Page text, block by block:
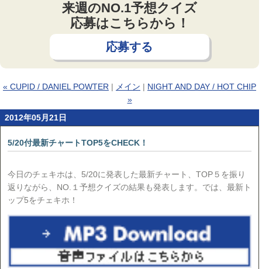
来週のNO.1予想クイズ
応募はこちらから！
応募する
« CUPID / DANIEL POWTER | メイン | NIGHT AND DAY / HOT CHIP
»
2012年05月21日
5/20付最新チャートTOP5をCHECK！
今日のチェキホは、5/20に発表した最新チャート、TOP５を振り
返りながら、NO.１予想クイズの結果も発表します。では、最新ト
ップ5をチェキホ！